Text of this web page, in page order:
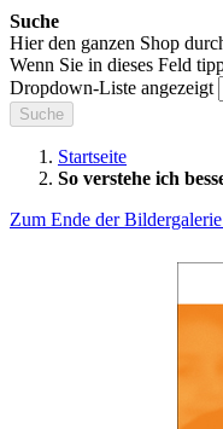
Suche
Hier den ganzen Shop
Wenn Sie in dieses Feld
Dropdown-Liste angezeigt
Suche
Startseite
So verstehe ich
Zum Ende der